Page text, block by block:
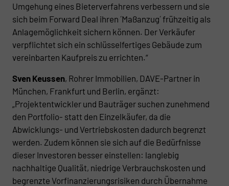
Umgehung eines Bieterverfahrens verbessern und sie
sich beim Forward Deal ihren ´Maßanzug´ frühzeitig als
Anlagemöglichkeit sichern können. Der Verkäufer
verpflichtet sich ein schlüsselfertiges Gebäude zum
vereinbarten Kaufpreis zu errichten.“
Sven Keussen, Rohrer Immobilien, DAVE-Partner in
München, Frankfurt und Berlin, ergänzt:
„Projektentwickler und Bauträger suchen zunehmend
den Portfolio- statt den Einzelkäufer, da die
Abwicklungs- und Vertriebskosten dadurch begrenzt
werden. Zudem können sie sich auf die Bedürfnisse
dieser Investoren besser einstellen: langlebig
nachhaltige Qualität, niedrige Verbrauchskosten und
begrenzte Vorfinanzierungsrisiken durch Übernahme